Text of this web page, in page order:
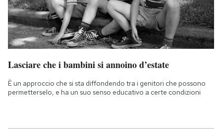
Lasciare che i bambini si annoino d’estate
È un approccio che si sta diffondendo tra i genitori che possono
permetterselo, e ha un suo senso educativo a certe condizioni